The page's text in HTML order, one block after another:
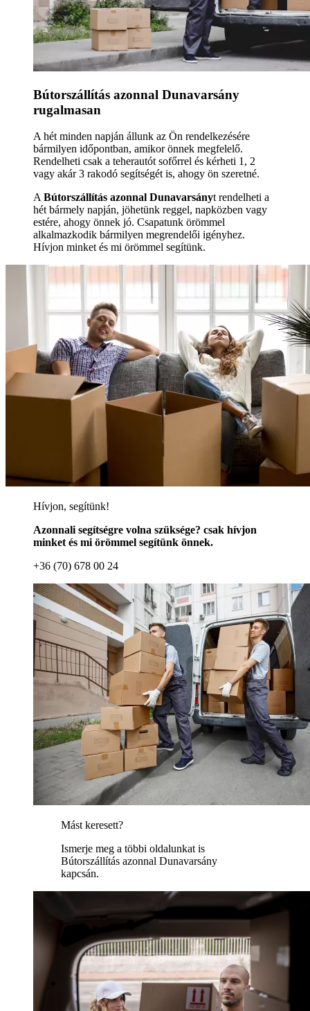
Bútorszállítás azonnal Dunavarsány
rugalmasan
A hét minden napján állunk az Ön rendelkezésére
bármilyen időpontban, amikor önnek megfelelő.
Rendelheti csak a teherautót sofőrrel és kérheti 1, 2
vagy akár 3 rakodó segítségét is, ahogy ön szeretné.
A Bútorszállítás azonnal Dunavarsányt rendelheti a
hét bármely napján, jöhetünk reggel, napközben vagy
estére, ahogy önnek jó. Csapatunk örömmel
alkalmazkodik bármilyen megrendelői igényhez.
Hívjon minket és mi örömmel segítünk.
Hívjon, segítünk!
Azonnali segítségre volna szüksége? csak hívjon
minket és mi örömmel segítünk önnek.
+36 (70) 678 00 24
Mást keresett?
Ismerje meg a többi oldalunkat is
Bútorszállítás azonnal Dunavarsány
kapcsán.